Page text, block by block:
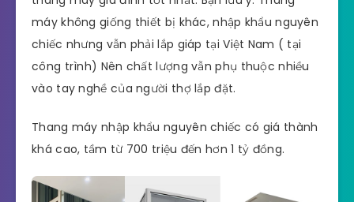
máy không giống thiết bị khác, nhập khẩu nguyên
chiếc nhưng vẫn phải lắp giáp tại Việt Nam ( tại
công trình) Nên chất lượng vẫn phụ thuộc nhiều
vào tay nghề của người thợ lắp đặt.
Thang máy nhập khẩu nguyên chiếc có giá thành
khá cao, tầm từ 700 triệu đến hơn 1 tỷ đồng.